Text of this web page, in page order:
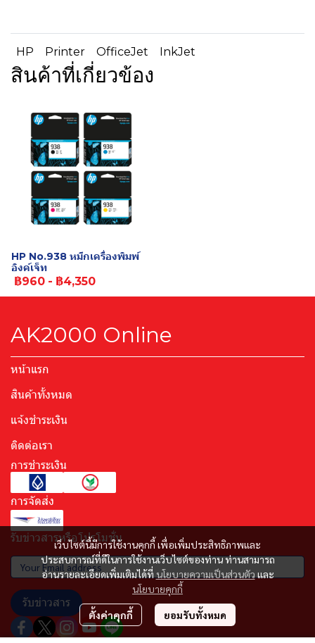
HP Printer OfficeJet InkJet
สินค้าที่เกี่ยวข้อง
HP No.938 หมึกเครื่องพิมพ์
อิงค์เจ็ท
฿960 - ฿4,350
เว็บไซต์นี้มีการใช้งานคุกกี้ เพื่อเพิ่มประสิทธิภาพและ
ประสบการณ์ที่ดีในการใช้งานเว็บไซต์ของท่าน ท่านสามารถ
อ่านรายละเอียดเพิ่มเติมได้ที่ นโยบายความเป็นส่วนตัว และ
นโยบายคุกกี้
ตั้งค่าคุกกี้ ยอมรับทั้งหมด
AK2000 Online
หน้าแรก
สินค้าทั้งหมด
แจ้งชำระเงิน
ติดต่อเรา
การชำระเงิน
การจัดส่ง
รับข่าวสารหรือโปรโมชั่น
รับข่าวสาร